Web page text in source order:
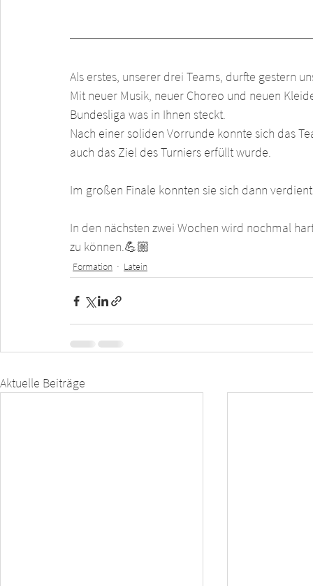
Als erstes, unserer drei Teams, durfte gestern
Mit neuer Musik, neuer Choreo und neuen
Bundesliga was in Ihnen steckt.
Nach einer soliden Vorrunde konnte sich das
auch das Ziel des Turniers erfüllt wurde.
Im großen Finale konnten sie sich dann
In den nächsten zwei Wochen wird nochmal
zu können.💪🏼
Formation Latein
Aktuelle Beiträge